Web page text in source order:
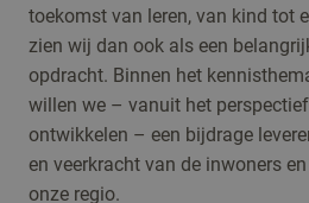
toekomst van leren, van kind tot
zien wij dan ook als een
opdracht. Binnen het
willen we – vanuit het
ontwikkelen – een bijdrage
en veerkracht van de inwoners
onze regio.